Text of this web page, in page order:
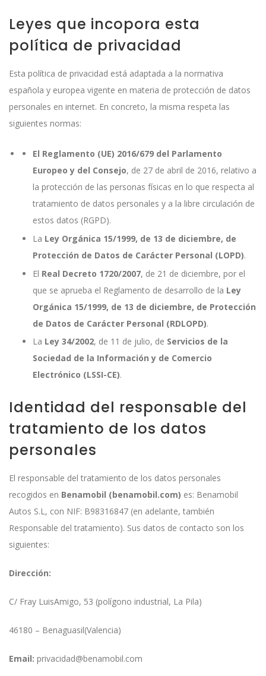
Leyes que incopora esta
política de privacidad
Esta política de privacidad está adaptada a la normativa
española y europea vigente en materia de protección de datos
personales en internet. En concreto, la misma respeta las
siguientes normas:
El Reglamento (UE) 2016/679 del Parlamento
Europeo y del Consejo, de 27 de abril de 2016, relativo a
la protección de las personas físicas en lo que respecta al
tratamiento de datos personales y a la libre circulación de
estos datos (RGPD).
La Ley Orgánica 15/1999, de 13 de diciembre, de
Protección de Datos de Carácter Personal (LOPD).
El Real Decreto 1720/2007, de 21 de diciembre, por el
que se aprueba el Reglamento de desarrollo de la Ley
Orgánica 15/1999, de 13 de diciembre, de Protección
de Datos de Carácter Personal (RDLOPD).
La Ley 34/2002, de 11 de julio, de Servicios de la
Sociedad de la Información y de Comercio
Electrónico (LSSI-CE).
Identidad del responsable del
tratamiento de los datos
personales
El responsable del tratamiento de los datos personales
recogidos en Benamobil (benamobil.com) es: Benamobil
Autos S.L, con NIF: B98316847 (en adelante, también
Responsable del tratamiento). Sus datos de contacto son los
siguientes:
Dirección:
C/ Fray LuisAmigo, 53 (polígono industrial, La Pila)
46180 – Benaguasil(Valencia)
Email: privacidad@benamobil.com